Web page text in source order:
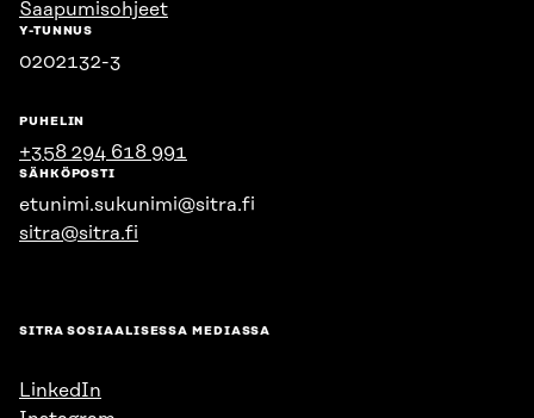
Saapumisohjeet
Y-TUNNUS
0202132-3
PUHELIN
+358 294 618 991
SÄHKÖPOSTI
etunimi.sukunimi@sitra.fi
sitra@sitra.fi
SITRA SOSIAALISESSA MEDIASSA
LinkedIn